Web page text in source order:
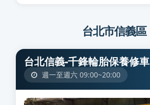
台北市信義區
台北信義-千鋒輪胎保養修車
週一至週六 09:00~20:00